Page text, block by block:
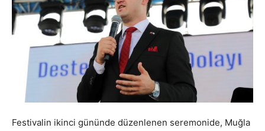
Festivalin ikinci gününde düzenlenen seremonide, Muğla